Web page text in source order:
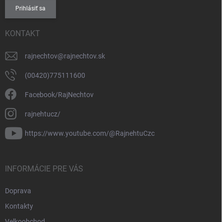
Prihlásiť sa
KONTAKT
rajnechtov@rajnechtov.sk
(00420)775111600
Facebook/RajNechtov
rajnehtucz/
https://www.youtube.com/@RajnehtuCzc
INFORMÁCIE PRE VÁS
Doprava
Kontakty